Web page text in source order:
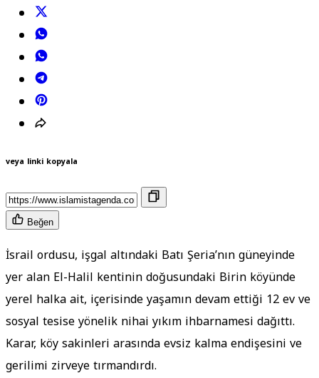
veya linki kopyala
Beğen
İsrail ordusu, işgal altındaki Batı Şeria’nın güneyinde
yer alan El-Halil kentinin doğusundaki Birin köyünde
yerel halka ait, içerisinde yaşamın devam ettiği 12 ev ve
sosyal tesise yönelik nihai yıkım ihbarnamesi dağıttı.
Karar, köy sakinleri arasında evsiz kalma endişesini ve
gerilimi zirveye tırmandırdı.